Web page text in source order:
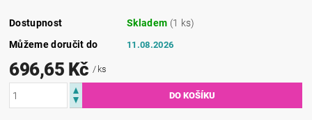
Dostupnost Skladem (1 ks)
Můžeme doručit do
11.08.2026
696,65 Kč/ ks